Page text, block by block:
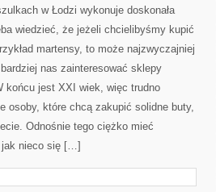
TROCHĘ
NA
w Łodzi wykonuje doskonała
wiedzieć, że jeżeli chcielibyśmy kupić
martensy, to może najzwyczajniej
nas zainteresować sklepy
końcu jest XXI wiek, więc trudno
osoby, które chcą zakupić solidne buty,
Odnośnie tego ciężko mieć
jak nieco się […]